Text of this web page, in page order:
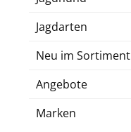
Jagdarten
Neu im Sortiment
Angebote
Marken